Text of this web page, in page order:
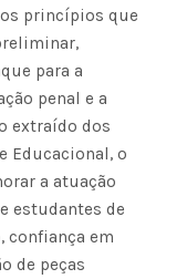
princípios que
para a
penal e a
extraído dos
Educacional, o
a atuação
estudantes de
confiança em
de peças